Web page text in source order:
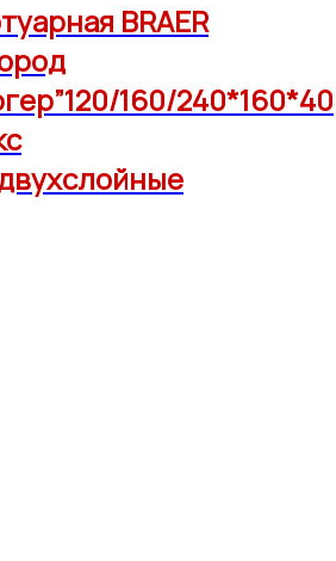
BRAER
160/240*160*40